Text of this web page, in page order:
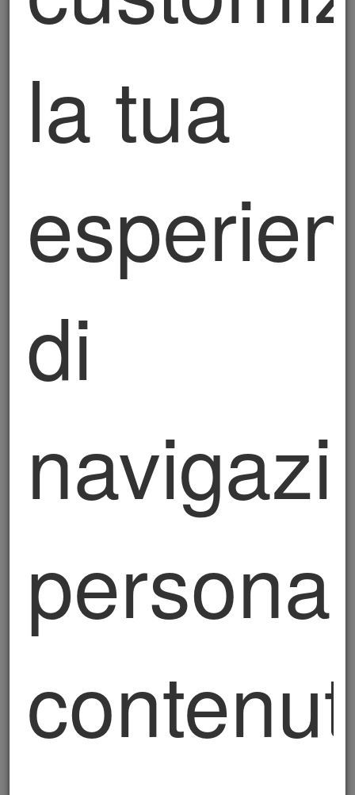
regolamentari, imposti dall’Autorità.
di misure precontrattuali; b) assolvimento di
eventuali obblighi di legge; c) vendita di prodotti
e/o erogazione di servizi tramite e-commerce.
consenso che l’interessato ha espresso al
trattamento dei propri dati personali per le finalità
di cui sopra, nonché, sempre ai sensi dell’art. 6,
comma 1, Lettera b), GDPR, è rappresentata
dalla necessità di trattare i dati per l’esecuzione
l’esecuzione di misure precontrattuali adottate su
richiesta dello stesso e, ancora, ai sensi dell’art.
6, comma 1, Lettera c), GDPR, per adempiere
ad un obbligo legale al quale è soggetto il titolare
perseguimento del legittimo interesse del titolare
del trattamento di rispettare le obbligazioni
contrattuali sottoscritte tra le parti.
La finalità del trattamento è quella di gestire e
nonché all’assistenza successiva alla vendita.
3. Natura del conferimento dei dati e
conseguenze dell’eventuale rifiuto
soltanto con il suo consenso. Il conferimento dei
Suoi dati personali per le finalità sopra indicate è
facoltativo, ma in difetto non sarà possibile dare
la tua
di